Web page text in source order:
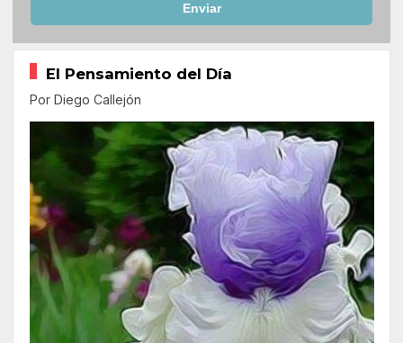
Enviar
El Pensamiento del Día
Por Diego Callejón